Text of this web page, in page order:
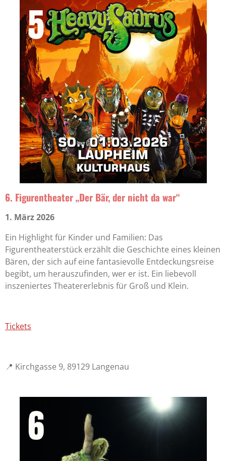
6. Figurentheater „Der Bär, der nicht da war“
1. März 2026
Ein Highlight für Kinder und Familien: Das
Figurentheaterstück erzählt die Geschichte eines kleinen
Bären, der sich auf eine fantasievolle Entdeckungsreise
begibt, um herauszufinden, wer er ist. Ein liebevoll
inszeniertes Theatererlebnis für Groß und Klein.
Tickets
📍 Kirchgasse 9, 89129 Langenau